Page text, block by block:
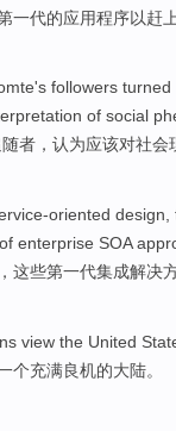
一代的应用程序以赶上
's followers turned
of social
者 ， 认为应该对社会
oriented design
enterprise SOA
， 这些第一代集成解决
view the United
个充满良机的大陆。